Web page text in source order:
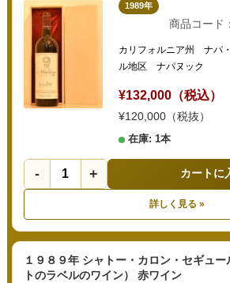
1989年
商品コード
カリフォルニア州 ナパ
ル地区 ナパヌック
¥132,000（税込）
¥120,000（税抜）
在庫: 1本
- + カートに
詳しく見る »
１９８９年 シャトー・カロン・セギュ
トのラベルのワイン） 赤ワイン